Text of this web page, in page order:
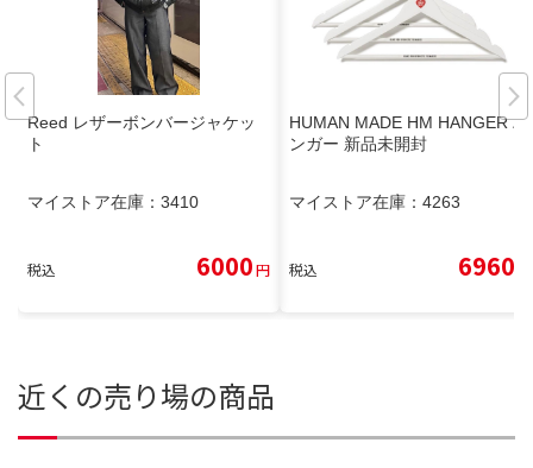
Reed レザーボンバージャケッ
ト
マイストア在庫： 3410
税込 6000円
HUMAN MADE HM HANGER ハ
ンガー 新品未開封
マイストア在庫： 4263
税込 6960
近くの売り場の商品